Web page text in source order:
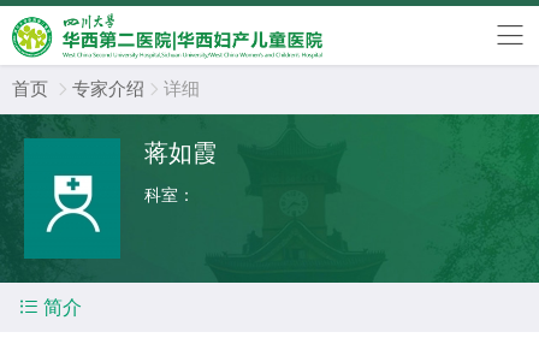
首页  专家介绍  详细
蒋如霞
科室：
 简介